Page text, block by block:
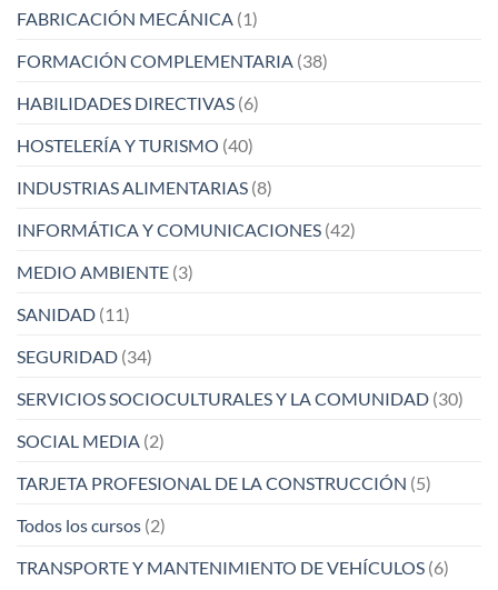
FABRICACIÓN MECÁNICA (1)
FORMACIÓN COMPLEMENTARIA (38)
HABILIDADES DIRECTIVAS (6)
HOSTELERÍA Y TURISMO (40)
INDUSTRIAS ALIMENTARIAS (8)
INFORMÁTICA Y COMUNICACIONES (42)
MEDIO AMBIENTE (3)
SANIDAD (11)
SEGURIDAD (34)
SERVICIOS SOCIOCULTURALES Y LA COMUNIDAD (30)
SOCIAL MEDIA (2)
TARJETA PROFESIONAL DE LA CONSTRUCCIÓN (5)
Todos los cursos (2)
TRANSPORTE Y MANTENIMIENTO DE VEHÍCULOS (6)